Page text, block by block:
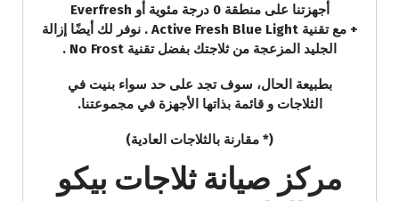
أجهزتنا على منطقة 0 درجة مئوية أو Everfresh
+ مع تقنية Active Fresh Blue Light . نوفر لك أيضًا إزالة
الجليد المزعجة من ثلاجتك بفضل تقنية No Frost .
بطبيعة الحال، سوف تجد على حد سواء بنيت في
الثلاجات و قائمة بذاتها الأجهزة في مجموعتنا.
(* مقارنة بالثلاجات العادية)
مركز صيانة ثلاجات بيكو